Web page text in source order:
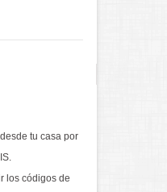
tu casa por
los códigos de